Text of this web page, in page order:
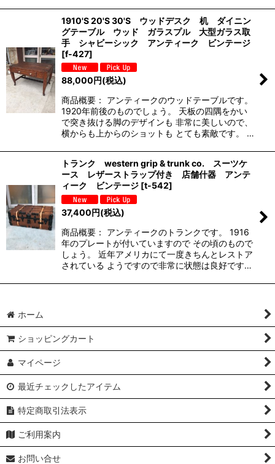
1910'S 20'S 30'S ウッドデスク 机 ダイニン
グテーブル ウッド ガラスプル 大型ガラス取
手 シャビーシック アンティーク ビンテージ
[f-427]
88,000円(税込)
商品概要： アンティークのウッドテーブルです。
1920年前後のものでしょう。 天板の四隅をかい
で突き抜ける脚のデザインも 非常に美しいので、
横からも上からのショットも とても素敵です。 …
トランク western grip & trunk co. スーツケ
ース レザーストラップ付き 店舗什器 アンテ
ィーク ビンテージ [t-542]
37,400円(税込)
商品概要： アンティークのトランクです。 1916
年のプレートが付いていますので その頃のもので
しょう。 近年アメリカにて一度きちんとレストア
されている ようですので非常に状態は良好です…
ホーム
ショッピングカート
マイページ
最近チェックしたアイテム
特定商取引法表示
ご利用案内
お問い合せ